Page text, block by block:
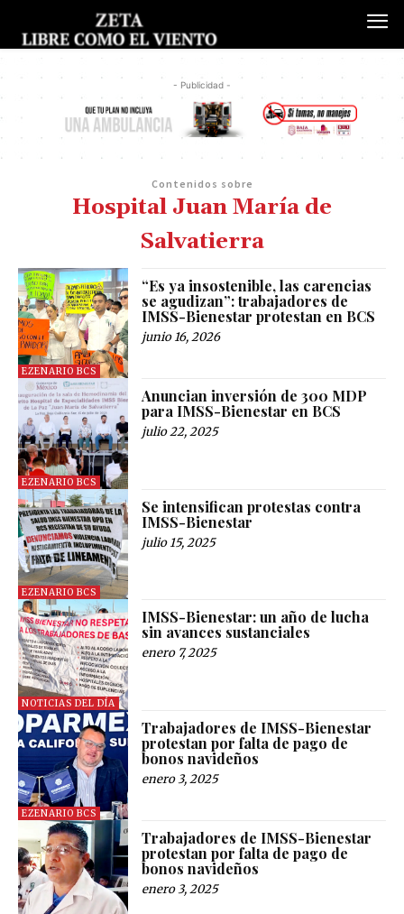
- Publicidad -
Contenidos sobre
Hospital Juan María de
Salvatierra
EZENARIO BCS
“Es ya insostenible, las carencias
se agudizan”: trabajadores de
IMSS-Bienestar protestan en BCS
junio 16, 2026
EZENARIO BCS
Anuncian inversión de 300 MDP
para IMSS-Bienestar en BCS
julio 22, 2025
EZENARIO BCS
Se intensifican protestas contra
IMSS-Bienestar
julio 15, 2025
NOTICIAS DEL DÍA
IMSS-Bienestar: un año de lucha
sin avances sustanciales
enero 7, 2025
EZENARIO BCS
Trabajadores de IMSS-Bienestar
protestan por falta de pago de
bonos navideños
enero 3, 2025
Trabajadores de IMSS-Bienestar
protestan por falta de pago de
bonos navideños
enero 3, 2025